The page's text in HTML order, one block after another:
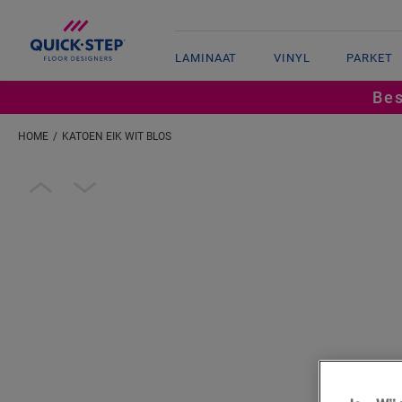
LAMINAAT VINYL PARKET
HOME KATOEN EIK WIT BLOS